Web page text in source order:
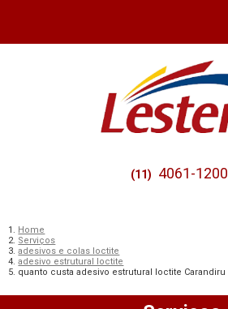
(11) 4061-1200
Home
Serviços
adesivos e colas loctite
adesivo estrutural loctite
quanto custa adesivo estrutural loctite Carandiru